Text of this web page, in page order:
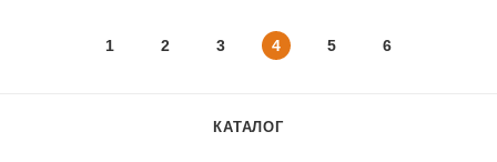
1 2 3 4 5 6
КАТАЛОГ